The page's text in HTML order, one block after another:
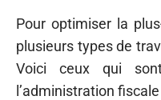
Pour optimiser la
plusieurs types de
Voici ceux qui
l’administration fiscale